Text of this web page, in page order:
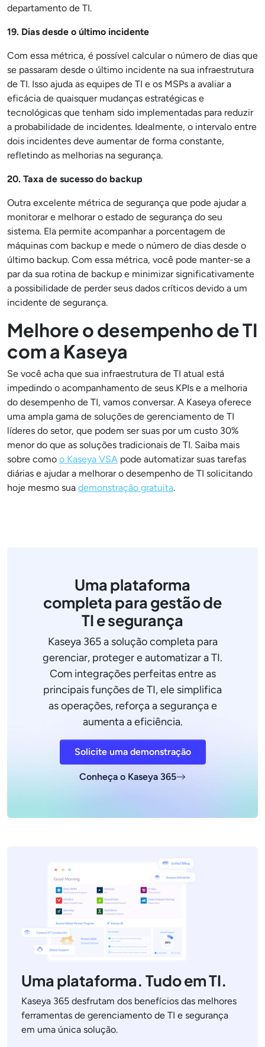
departamento de TI.
19. Dias desde o último incidente
Com essa métrica, é possível calcular o número de dias que
se passaram desde o último incidente na sua infraestrutura
de TI. Isso ajuda as equipes de TI e os MSPs a avaliar a
eficácia de quaisquer mudanças estratégicas e
tecnológicas que tenham sido implementadas para reduzir
a probabilidade de incidentes. Idealmente, o intervalo entre
dois incidentes deve aumentar de forma constante,
refletindo as melhorias na segurança.
20. Taxa de sucesso do backup
Outra excelente métrica de segurança que pode ajudar a
monitorar e melhorar o estado de segurança do seu
sistema. Ela permite acompanhar a porcentagem de
máquinas com backup e mede o número de dias desde o
último backup. Com essa métrica, você pode manter-se a
par da sua rotina de backup e minimizar significativamente
a possibilidade de perder seus dados críticos devido a um
incidente de segurança.
Melhore o desempenho de TI
com a Kaseya
Se você acha que sua infraestrutura de TI atual está
impedindo o acompanhamento de seus KPIs e a melhoria
do desempenho de TI, vamos conversar. A Kaseya oferece
uma ampla gama de soluções de gerenciamento de TI
líderes do setor, que podem ser suas por um custo 30%
menor do que as soluções tradicionais de TI. Saiba mais
sobre como o Kaseya VSA pode automatizar suas tarefas
diárias e ajudar a melhorar o desempenho de TI solicitando
hoje mesmo sua demonstração gratuita.
Uma plataforma
completa para gestão de
TI e segurança
Kaseya 365 a solução completa para
gerenciar, proteger e automatizar a TI.
Com integrações perfeitas entre as
principais funções de TI, ele simplifica
as operações, reforça a segurança e
aumenta a eficiência.
Solicite uma demonstração
Conheça o Kaseya 365
Uma plataforma. Tudo em TI.
Kaseya 365 desfrutam dos benefícios das melhores
ferramentas de gerenciamento de TI e segurança
em uma única solução.